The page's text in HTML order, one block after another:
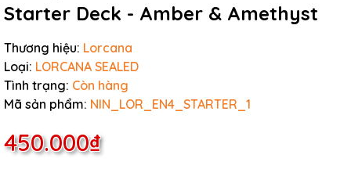
Starter Deck - Amber & Amethyst
Thương hiệu: Lorcana
Loại: LORCANA SEALED
Tình trạng: Còn hàng
Mã sản phẩm: NIN_LOR_EN4_STARTER_1
450.000₫